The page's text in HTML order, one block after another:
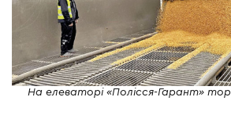
На елеваторі «Полісся-Гарант»